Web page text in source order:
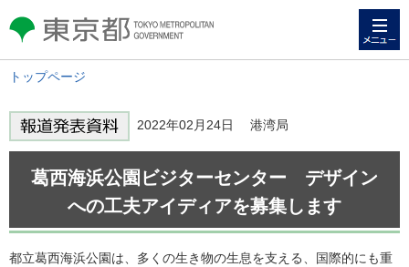
東京都 TOKYO METROPOLITAN
GOVERNMENT
トップページ
2022年02月24日 港湾局
葛西海浜公園ビジターセンター デザイン
への工夫アイディアを募集します
都立葛西海浜公園は、多くの生き物の生息を支える、国際的にも重